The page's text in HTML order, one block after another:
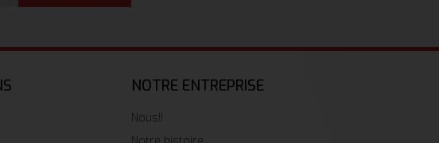
NOTRE ENTREPRISE
Nous!!